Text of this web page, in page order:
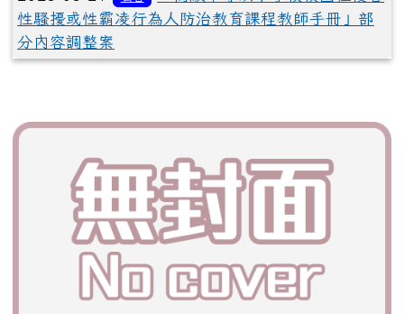
性騷擾或性霸凌行為人防治教育課程教師手冊」部
分內容調整案